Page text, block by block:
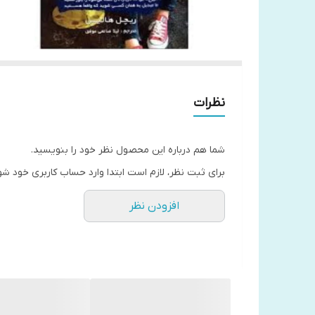
نظرات
شما هم درباره این محصول نظر خود را بنویسید.
برای ثبت نظر، لازم است ابتدا وارد حساب کاربری خود
افزودن نظر